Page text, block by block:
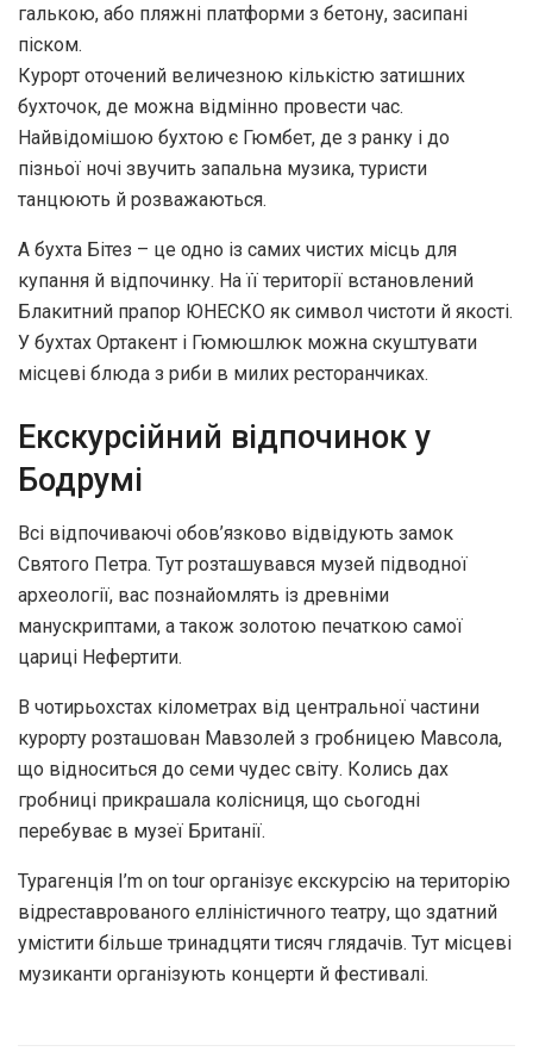
галькою, або пляжні платформи з бетону, засипані
піском.
Курорт оточений величезною кількістю затишних
бухточок, де можна відмінно провести час.
Найвідомішою бухтою є Гюмбет, де з ранку і до
пізньої ночі звучить запальна музика, туристи
танцюють й розважаються.
А бухта Бітез – це одно із самих чистих місць для
купання й відпочинку. На її території встановлений
Блакитний прапор ЮНЕСКО як символ чистоти й якості.
У бухтах Ортакент і Гюмюшлюк можна скуштувати
місцеві блюда з риби в милих ресторанчиках.
Екскурсійний відпочинок у
Бодрумі
Всі відпочиваючі обов’язково відвідують замок
Святого Петра. Тут розташувався музей підводної
археології, вас познайомлять із древніми
манускриптами, а також золотою печаткою самої
цариці Нефертити.
В чотирьохстах кілометрах від центральної частини
курорту розташован Мавзолей з гробницею Мавсола,
що відноситься до семи чудес світу. Колись дах
гробниці прикрашала колісниця, що сьогодні
перебуває в музеї Британії.
Турагенція I’m on tour організує екскурсію на територію
відреставрованого елліністичного театру, що здатний
умістити більше тринадцяти тисяч глядачів. Тут місцеві
музиканти організують концерти й фестивалі.